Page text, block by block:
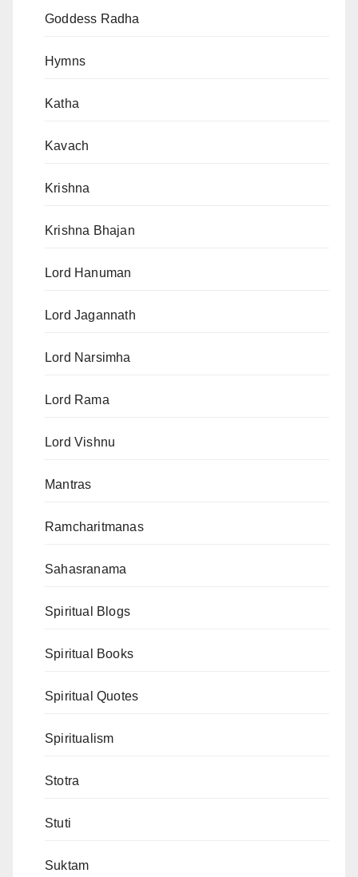
Goddess Radha
Hymns
Katha
Kavach
Krishna
Krishna Bhajan
Lord Hanuman
Lord Jagannath
Lord Narsimha
Lord Rama
Lord Vishnu
Mantras
Ramcharitmanas
Sahasranama
Spiritual Blogs
Spiritual Books
Spiritual Quotes
Spiritualism
Stotra
Stuti
Suktam